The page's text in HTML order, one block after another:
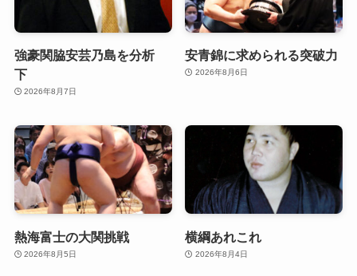
強豪関脇安芸乃島を分析
下
2026年8月7日
安青錦に求められる突破力
2026年8月6日
熱海富士の大関挑戦
2026年8月5日
横綱あれこれ
2026年8月4日